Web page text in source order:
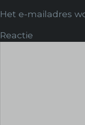
Het e-mailadres
Reactie